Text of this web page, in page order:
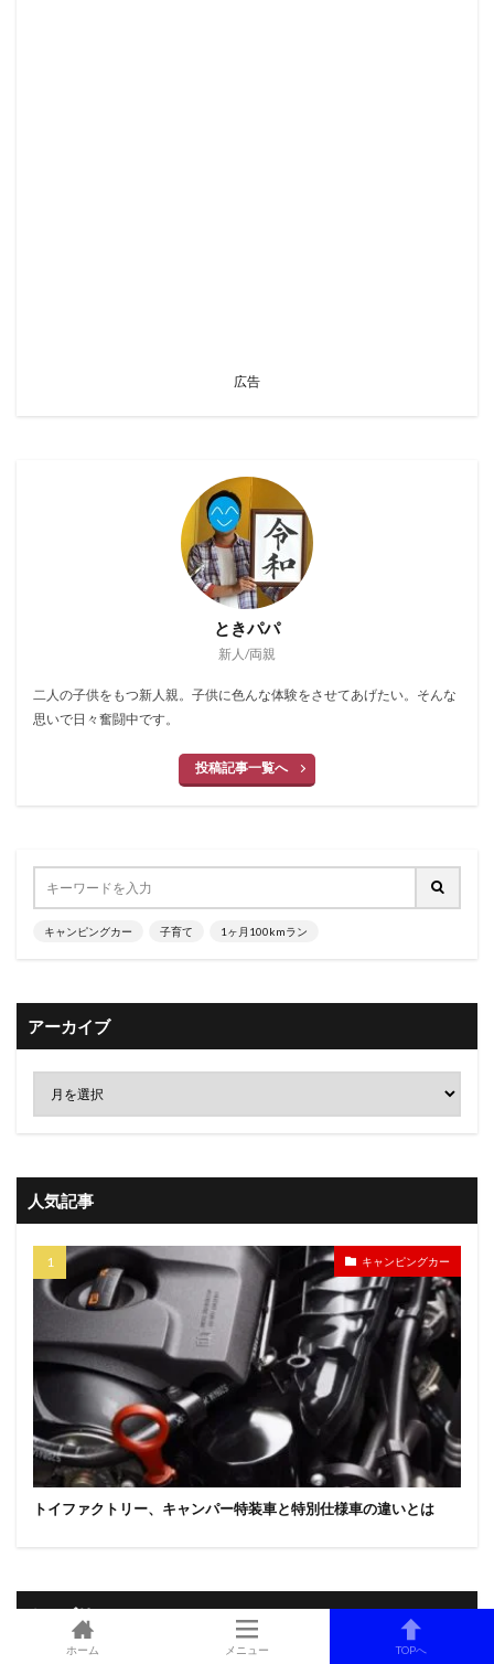
広告
ときパパ
新人/両親
二人の子供をもつ新人親。子供に色んな体験をさせてあげたい。そんな
思いで日々奮闘中です。
投稿記事一覧へ
キャンピングカー 子育て 1ヶ月100kmラン
アーカイブ
人気記事
キャンピングカー
トイファクトリー、キャンパー特装車と特別仕様車の違いとは
カテゴリー
ホーム メニュー TOPへ